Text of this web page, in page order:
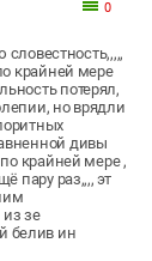
0
словестность,,,,,
крайней мере
потерял,
но врядли
дивы
крайней мере ,
пару раз,,,, эт
зе
белив ин